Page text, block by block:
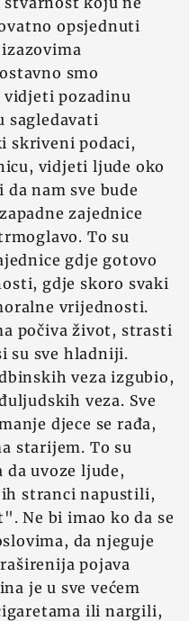
opsjednuti
smo
vidjeti pozadinu
sagledavati
skriveni podaci,
vidjeti ljude oko
nam sve bude
zajednice
To su
gdje gotovo
gdje skoro svaki
vrijednosti.
počiva život, strasti
su sve hladniji.
veza izgubio,
veza. Sve
djece se rađa,
starijem. To su
uvoze ljude,
stranci napustili,
Ne bi imao ko da se
da njeguje
pojava
je u sve većem
ili nargili,